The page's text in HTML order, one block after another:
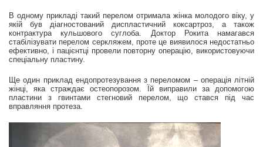
В одному прикладі такий перелом отримала жінка молодого віку, у
якій був діагностований диспластичний коксартроз, а також
контрактура кульшового суглоба. Доктор Рокита намагався
стабілізувати перелом серкляжем, проте це виявилося недостатньо
ефективно, і пацієнтці провели повторну операцію, використовуючи
спеціальну пластину.
Ще один приклад ендопротезування з переломом – операція літній
жінці, яка страждає остеопорозом. Їй виправили за допомогою
пластини з гвинтами стегновий перелом, що стався під час
вправляння протеза.